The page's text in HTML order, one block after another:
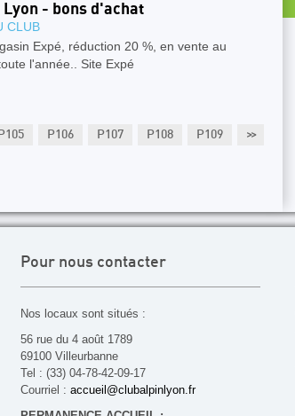
Lyon - bons d'achat
CLUB
Expé, réduction 20 %, en vente au
l'année.. Site Expé
>>
P105 P106 P107 P108 P109 P110
Pour nous contacter
Nos locaux sont situés :
56 rue du 4 août 1789
69100 Villeurbanne
Tel : (33) 04-78-42-09-17
Courriel : accueil@clubalpinlyon.fr